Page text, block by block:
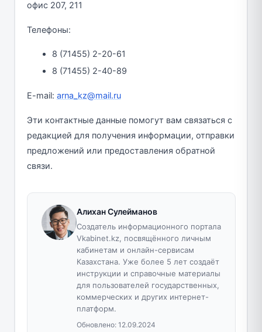
офис 207, 211
Телефоны:
8 (71455) 2-20-61
8 (71455) 2-40-89
E-mail: arna_kz@mail.ru
Эти контактные данные помогут вам связаться с
редакцией для получения информации, отправки
предложений или предоставления обратной
связи.
Алихан Сулейманов
Создатель информационного портала
Vkabinet.kz, посвящённого личным
кабинетам и онлайн-сервисам
Казахстана. Уже более 5 лет создаёт
инструкции и справочные материалы
для пользователей государственных,
коммерческих и других интернет-
платформ.
Обновлено: 12.09.2024